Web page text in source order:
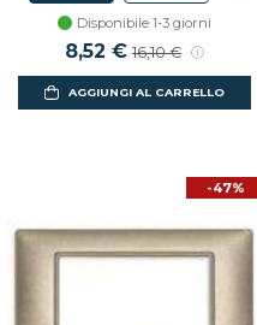
Disponibile 1-3 giorni
8,52 € 16,10 €
AGGIUNGI AL CARRELLO
-47%